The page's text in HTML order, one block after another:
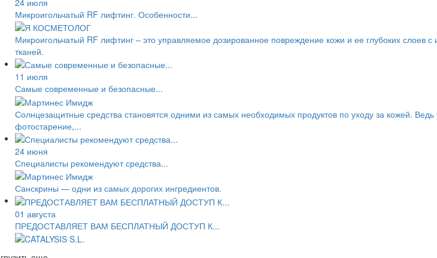
Микроигольчатый RF лифтинг. Особенности...
Микроигольчатый RF лифтинг – это управляемое дозированное повреждение кожи и ее глубоких
тканей.
11 июля
Самые современные и безопасные...
Солнцезащитные средства становятся одними из самых необходимых продуктов по уходу за кожей.
фотостарение,...
24 июня
Специалисты рекомендуют средства...
Санскрины — одни из самых дорогих ингредиентов.
01 августа
ПРЕДОСТАВЛЯЕТ ВАМ БЕСПЛАТНЫЙ ДОСТУП К...